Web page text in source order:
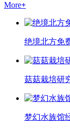
More+
绝境北方免
菇菇栽培研
梦幻水族馆